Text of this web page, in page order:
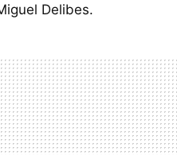
Delibes.